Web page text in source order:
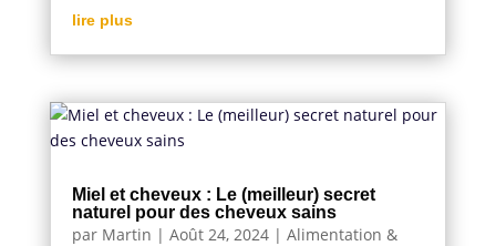
lire plus
Miel et cheveux : Le (meilleur) secret
naturel pour des cheveux sains
par Martin | Août 24, 2024| Alimentation &